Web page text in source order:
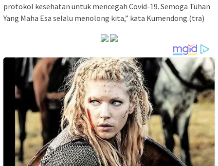
protokol kesehatan untuk mencegah Covid-19. Semoga Tuhan
Yang Maha Esa selalu menolong kita,” kata Kumendong.(tra)